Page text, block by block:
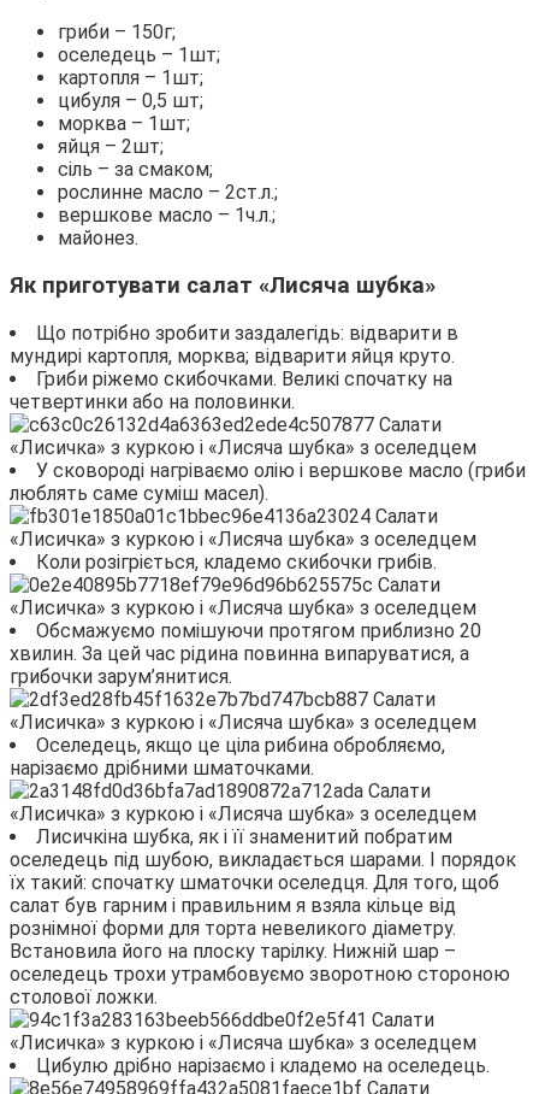
гриби – 150г;
оселедець – 1шт;
картопля – 1шт;
цибуля – 0,5 шт;
морква – 1шт;
яйця – 2шт;
сіль – за смаком;
рослинне масло – 2ст.л.;
вершкове масло – 1ч.л.;
майонез.
Як приготувати салат «Лисяча шубка»
Що потрібно зробити заздалегідь: відварити в
мундирі картопля, морква; відварити яйця круто.
Гриби ріжемо скибочками. Великі спочатку на
четвертинки або на половинки.
У сковороді нагріваємо олію і вершкове масло (гриби
люблять саме суміш масел).
Коли розігріється, кладемо скибочки грибів.
Обсмажуємо помішуючи протягом приблизно 20
хвилин. За цей час рідина повинна випаруватися, а
грибочки зарум’янитися.
Оселедець, якщо це ціла рибина обробляємо,
нарізаємо дрібними шматочками.
Лисичкіна шубка, як і її знаменитий побратим
оселедець під шубою, викладається шарами. І порядок
їх такий: спочатку шматочки оселедця. Для того, щоб
салат був гарним і правильним я взяла кільце від
рознімної форми для торта невеликого діаметру.
Встановила його на плоску тарілку. Нижній шар –
оселедець трохи утрамбовуємо зворотною стороною
столової ложки.
Цибулю дрібно нарізаємо і кладемо на оселедець.